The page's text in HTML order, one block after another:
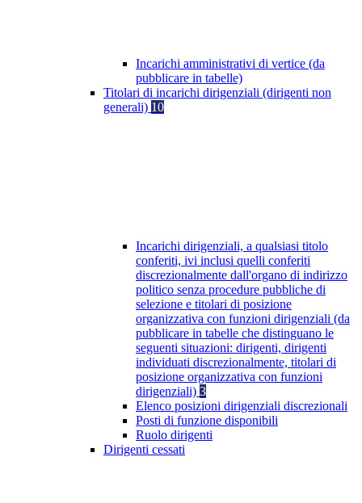
Incarichi amministrativi di vertice (da
pubblicare in tabelle)
Titolari di incarichi dirigenziali (dirigenti non
generali) 10
Incarichi dirigenziali, a qualsiasi titolo
conferiti, ivi inclusi quelli conferiti
discrezionalmente dall'organo di indirizzo
politico senza procedure pubbliche di
selezione e titolari di posizione
organizzativa con funzioni dirigenziali (da
pubblicare in tabelle che distinguano le
seguenti situazioni: dirigenti, dirigenti
individuati discrezionalmente, titolari di
posizione organizzativa con funzioni
dirigenziali) 3
Elenco posizioni dirigenziali discrezionali
Posti di funzione disponibili
Ruolo dirigenti
Dirigenti cessati